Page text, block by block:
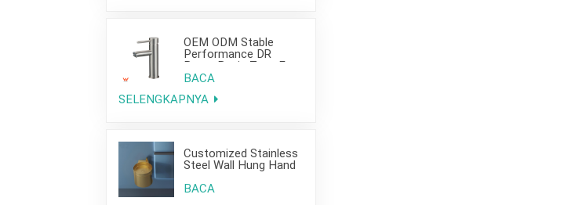
OEM ODM Stable
Performance DR
Brass Basin Taps For
Home Hotel Project
BACA
SELENGKAPNYA
Customized Stainless
Steel Wall Hung Hand
Bathroom
BACA